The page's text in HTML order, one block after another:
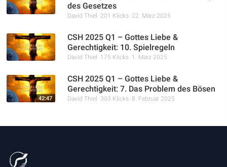
des Gesetzes
David Thiel 201 Klicks 22. März 2025
CSH 2025 Q1 – Gottes Liebe &
Gerechtigkeit: 10. Spielregeln
David Thiel 175 Klicks 1. März 2025
42:47
CSH 2025 Q1 – Gottes Liebe &
Gerechtigkeit: 7. Das Problem des Bösen
David Thiel 303 Klicks 8. Februar 2025